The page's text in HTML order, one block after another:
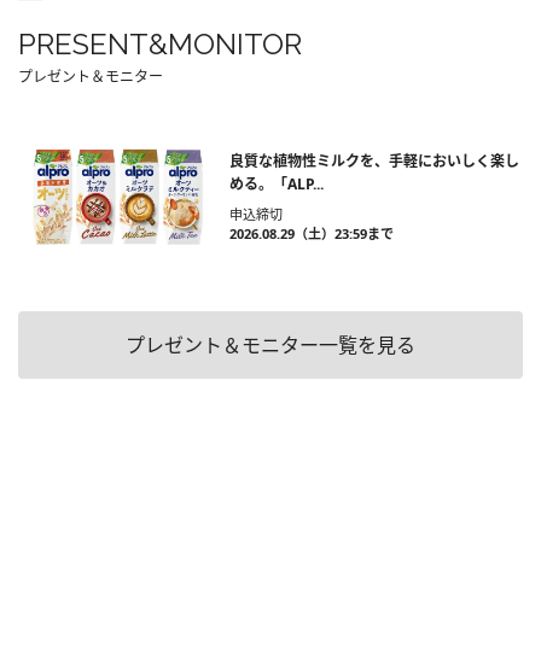
PRESENT&MONITOR
プレゼント＆モニター
良質な植物性ミルクを、手軽においしく楽し
める。「ALP...
申込締切
2026.08.29（土）23:59まで
プレゼント＆モニター一覧を見る